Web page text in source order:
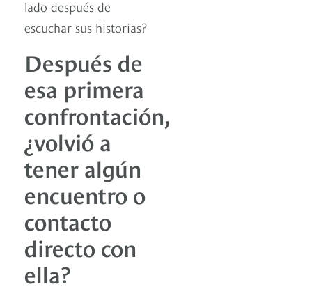
lado después de
escuchar sus historias?
Después de
esa primera
confrontación,
¿volvió a
tener algún
encuentro o
contacto
directo con
ella?